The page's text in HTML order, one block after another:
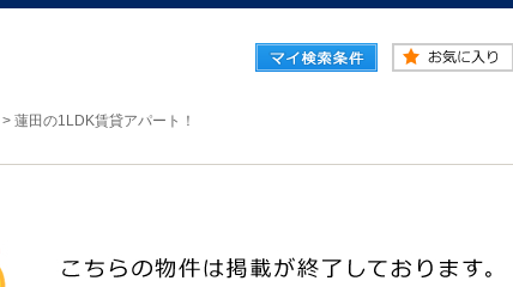
> 蓮田の1LDK賃貸アパート！